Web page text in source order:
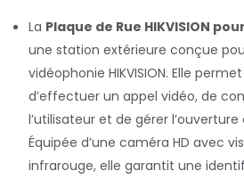
La Plaque de Rue HIKVISION
une station extérieure conçue
vidéophonie HIKVISION. Elle
d’effectuer un appel vidéo, de
l’utilisateur et de gérer
Équipée d’une caméra HD avec
infrarouge, elle garantit une